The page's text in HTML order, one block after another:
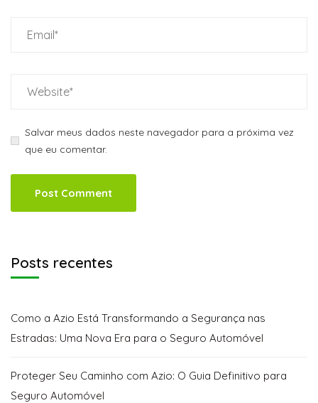
Salvar meus dados neste navegador para a próxima vez
que eu comentar.
Posts recentes
Como a Azio Está Transformando a Segurança nas
Estradas: Uma Nova Era para o Seguro Automóvel
Proteger Seu Caminho com Azio: O Guia Definitivo para
Seguro Automóvel